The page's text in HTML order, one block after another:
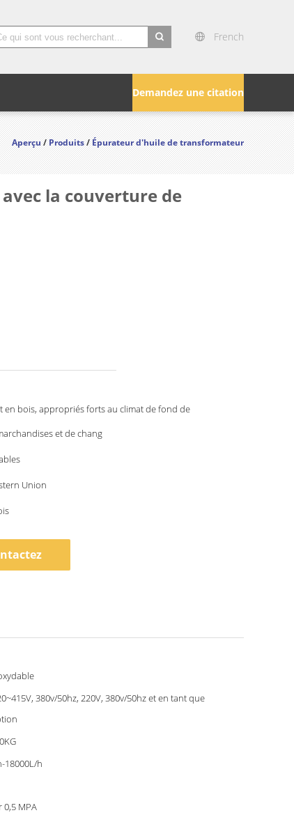
French
Demandez une citation
Aperçu/Produits/Épurateur d'huile de transformateur
la couverture de
en bois, appropriés forts au climat de fond de
et de chang
Union
380v/50hz, 220V, 380v/50hz et en tant que
18000L/h
0,5 MPA